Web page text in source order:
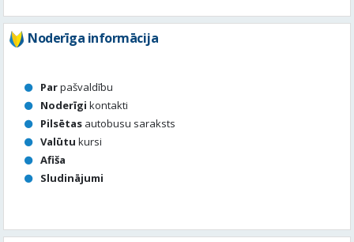
Noderīga informācija
Parpašvaldību
Noderīgi kontakti
Pilsētas autobusu saraksts
Valūtu kursi
Afiša
Sludinājumi